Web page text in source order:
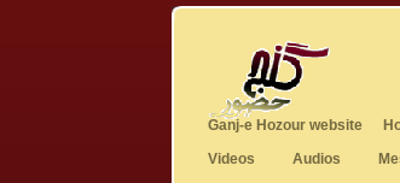
Ganj-e Hozour website
Videos
Audios